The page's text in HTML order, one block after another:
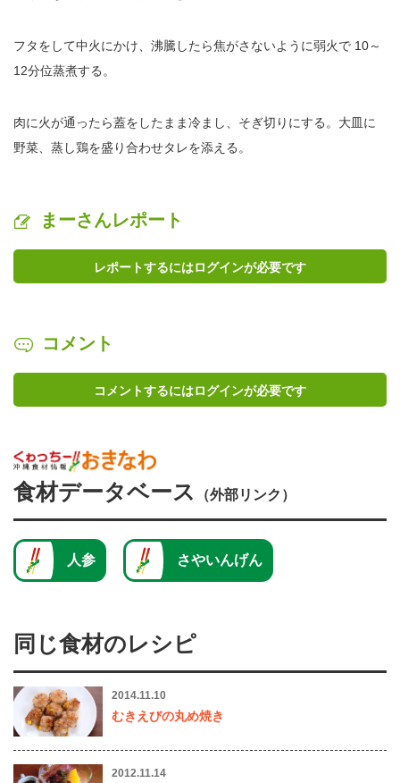
フタをして中火にかけ、沸騰したら焦がさないように弱火で 10～
12分位蒸煮する。
肉に火が通ったら蓋をしたまま冷まし、そぎ切りにする。大皿に
野菜、蒸し鶏を盛り合わせタレを添える。
まーさんレポート
レポートするにはログインが必要です
コメント
コメントするにはログインが必要です
食材データベース （外部リンク）
人参 さやいんげん
同じ食材のレシピ
2014.11.10
むきえびの丸め焼き
2012.11.14